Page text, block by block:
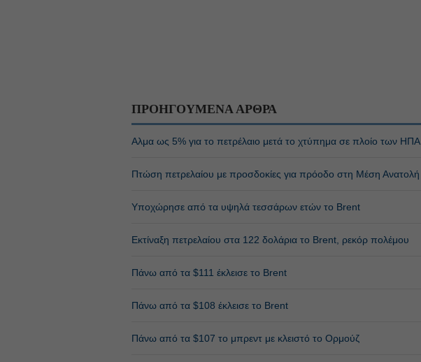
ΠΡΟΗΓΟΥΜΕΝΑ ΑΡΘΡΑ
Αλμα ως 5% για το πετρέλαιο μετά το χτύπημα σε πλοίο των ΗΠΑ
Πτώση πετρελαίου με προσδοκίες για πρόοδο στη Μέση Ανατολή
Υποχώρησε από τα υψηλά τεσσάρων ετών το Brent
Εκτίναξη πετρελαίου στα 122 δολάρια το Brent, ρεκόρ πολέμου
Πάνω από τα $111 έκλεισε το Brent
Πάνω από τα $108 έκλεισε το Brent
Πάνω από τα $107 το μπρεντ με κλειστό το Ορμούζ